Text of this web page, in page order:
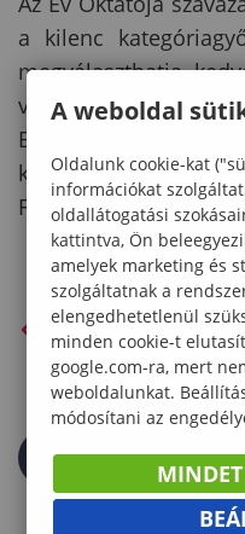
a kilenc
megválaszthatja
videók az
Balázzsal készült
Facebookon és
VISSZA AZ ELŐZŐ
A weboldal
Oldalunk cookie-kat
információkat
oldallátogatási
kattintva, Ön
amelyek marketing és
szolgáltatnak a
elengedhetetlenül
minden cookie-t
google.com-ra, mert
weboldalunkat.
módosítani az